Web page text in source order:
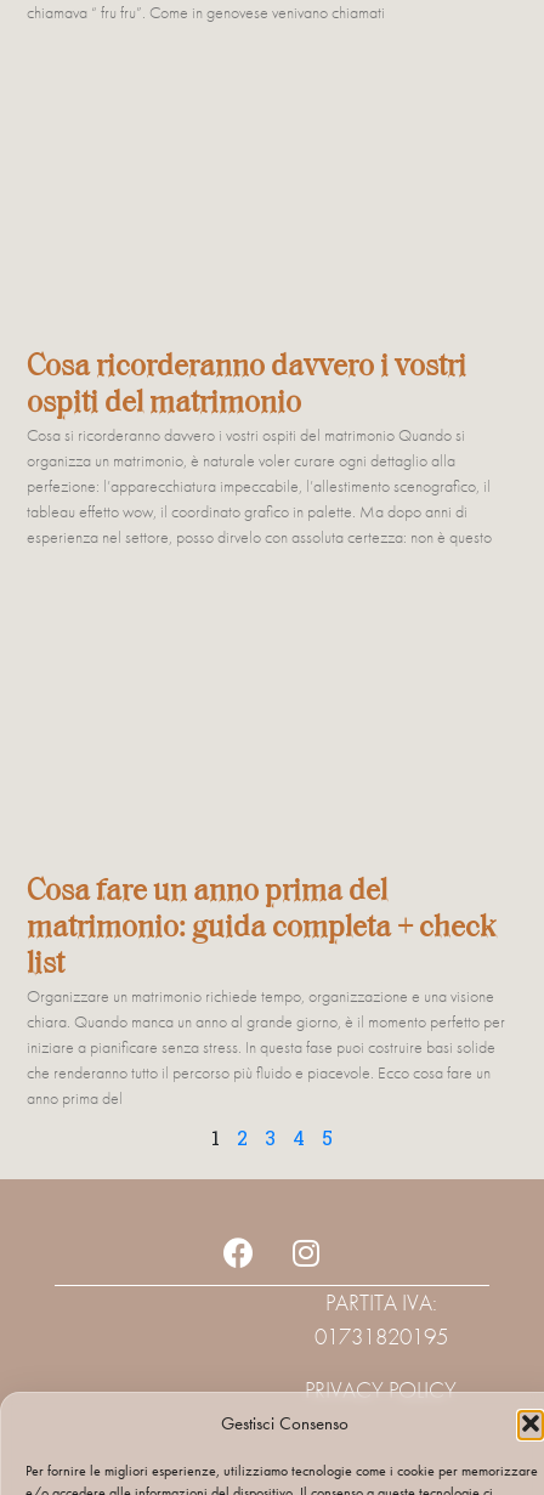
Gestisci Consenso
Per fornire le migliori esperienze, utilizziamo tecnologie come i cookie per memorizzare
chiamava “ fru fru”. Come in genovese venivano chiamati
Cosa ricorderanno davvero i vostri
ospiti del matrimonio
Cosa si ricorderanno davvero i vostri ospiti del matrimonio Quando si
organizza un matrimonio, è naturale voler curare ogni dettaglio alla
perfezione: l’apparecchiatura impeccabile, l’allestimento scenografico, il
tableau effetto wow, il coordinato grafico in palette. Ma dopo anni di
esperienza nel settore, posso dirvelo con assoluta certezza: non è questo
Cosa fare un anno prima del
matrimonio: guida completa + check
list
Organizzare un matrimonio richiede tempo, organizzazione e una visione
chiara. Quando manca un anno al grande giorno, è il momento perfetto per
iniziare a pianificare senza stress. In questa fase puoi costruire basi solide
che renderanno tutto il percorso più fluido e piacevole. Ecco cosa fare un
anno prima del
1 2 3 4 5
PARTITA IVA:
01731820195
PRIVACY POLICY